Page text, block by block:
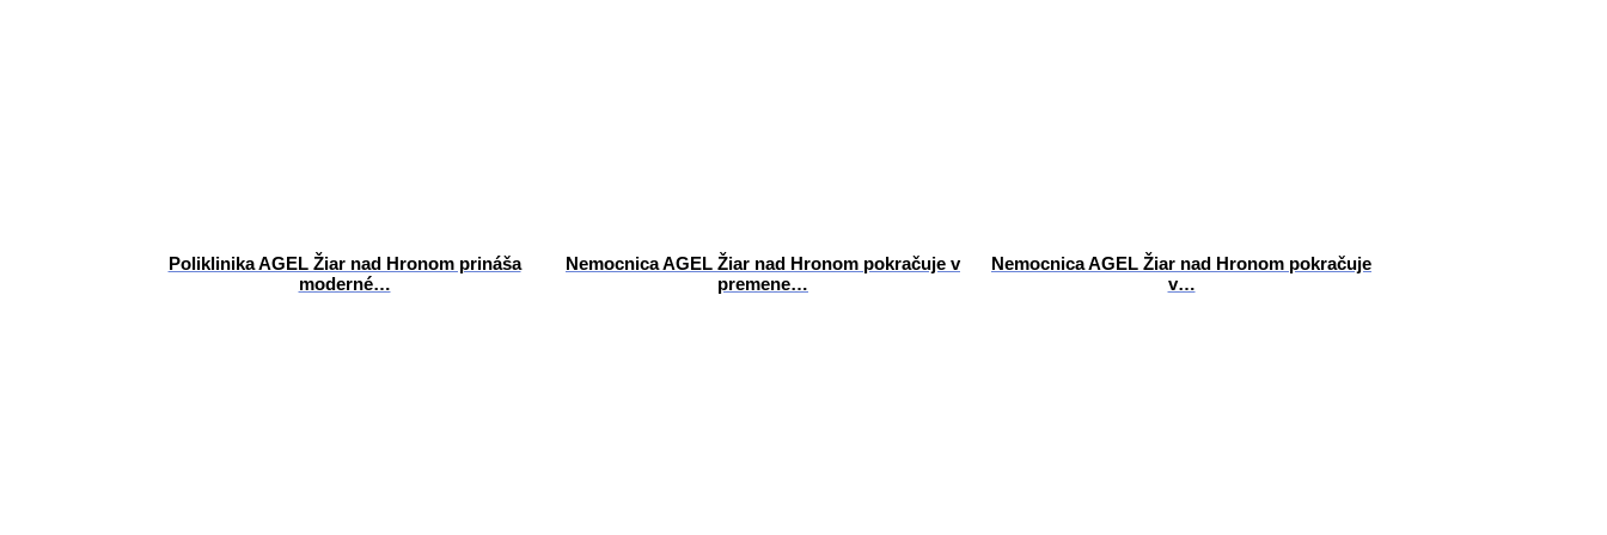
Poliklinika AGEL Žiar nad Hronom prináša
moderné…
Nemocnica AGEL Žiar nad Hronom pokračuje v
premene…
Nemocnica AGEL Žiar nad Hronom pokračuje
v…